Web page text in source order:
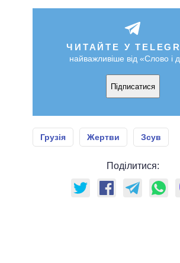
ЧИТАЙТЕ У
найважливіше від «Слово і
Підписатися
Грузія Жертви Зсув
Поділитися: